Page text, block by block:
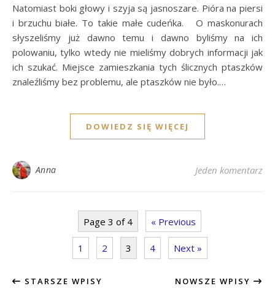
Natomiast boki głowy i szyja są jasnoszare. Pióra na piersi
i brzuchu białe. To takie małe cudeńka. O maskonurach
słyszeliśmy już dawno temu i dawno byliśmy na ich
polowaniu, tylko wtedy nie mieliśmy dobrych informacji jak
ich szukać. Miejsce zamieszkania tych ślicznych ptaszków
znaleźliśmy bez problemu, ale ptaszków nie było.…
DOWIEDZ SIĘ WIĘCEJ
Anna Jeden komentarz
Page 3 of 4 « Previous
1 2 3 4 Next »
STARSZE WPISY NOWSZE WPISY